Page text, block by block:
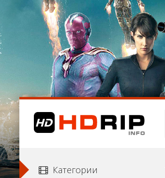
Категории